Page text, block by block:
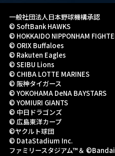
一般社団法人日本野球機構承認
© SoftBank HAWKS
© HOKKAIDO NIPPONHAM
© ORIX Buffaloes
© Rakuten Eagles
© SEIBU Lions
© CHIBA LOTTE MARINES
© 阪神タイガース
© YOKOHAMA DeNA BAYSTARS
© YOMIURI GIANTS
© 中日ドラゴンズ
© 広島東洋カープ
©ヤクルト球団
© DataStadium Inc.
ファミリースタジアム™＆